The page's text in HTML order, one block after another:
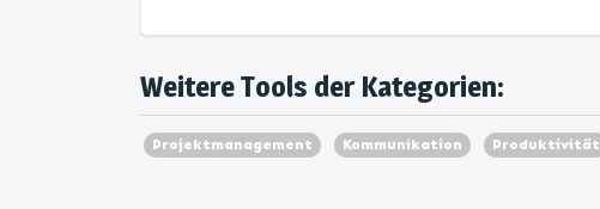
Weitere Tools der Kategorien:
Projektmanagement Kommunikation Produktivität